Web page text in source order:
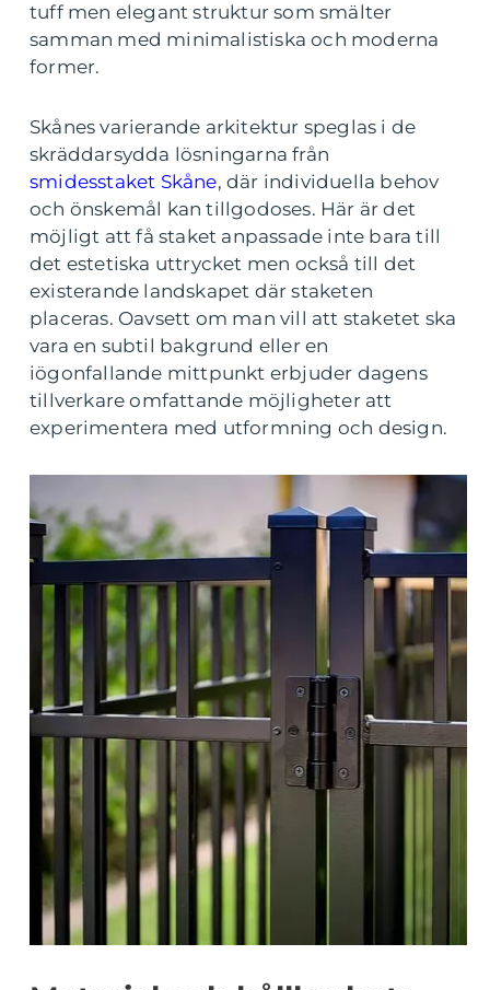
tuff men elegant struktur som smälter
samman med minimalistiska och moderna
former.
Skånes varierande arkitektur speglas i de
skräddarsydda lösningarna från
smidesstaket Skåne, där individuella behov
och önskemål kan tillgodoses. Här är det
möjligt att få staket anpassade inte bara till
det estetiska uttrycket men också till det
existerande landskapet där staketen
placeras. Oavsett om man vill att staketet ska
vara en subtil bakgrund eller en
iögonfallande mittpunkt erbjuder dagens
tillverkare omfattande möjligheter att
experimentera med utformning och design.